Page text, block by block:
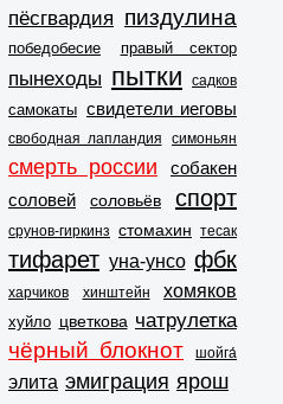
пёсгвардия пиздулина
победобесие правый сектор
пынеходы пытки садков
самокаты свидетели иеговы
свободная лапландия симоньян
смерть россии
собакен
соловей
соловьёв спорт
срунов-гиркинз стомахин тесак
тифарет уна-унсо фбк
харчиков хинштейн хомяков
хуйло цветкова чатрулетка
чёрный блокнот шойга́
элита эмиграция ярош